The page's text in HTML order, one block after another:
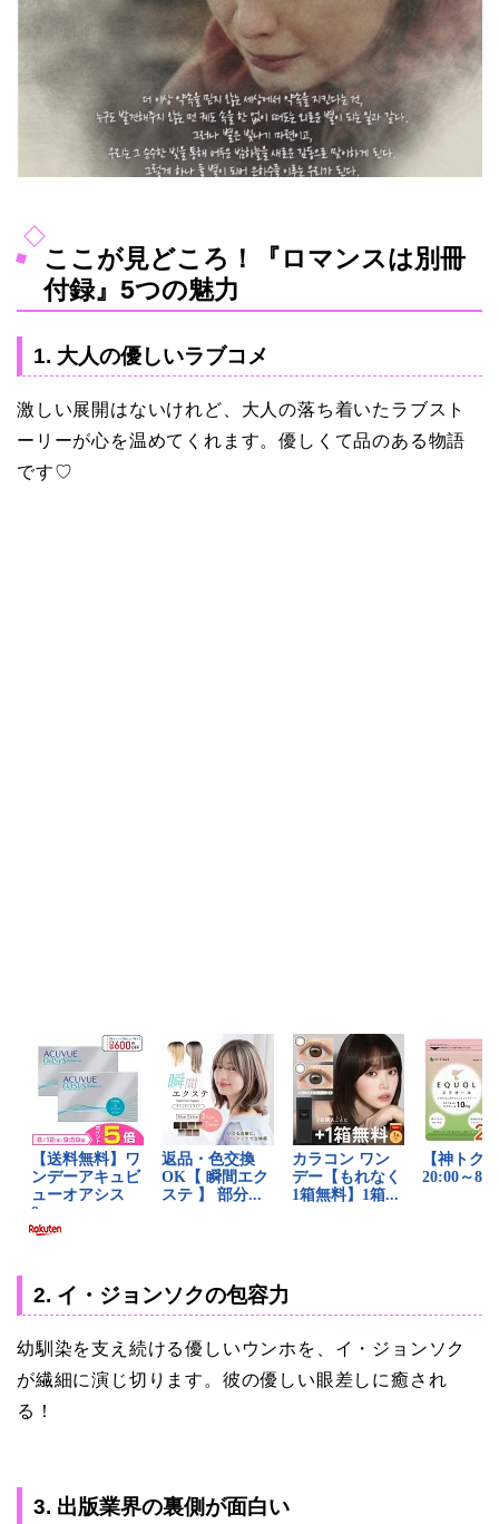
ここが見どころ！『ロマンスは別冊
付録』5つの魅力
1. 大人の優しいラブコメ
激しい展開はないけれど、大人の落ち着いたラブスト
ーリーが心を温めてくれます。優しくて品のある物語
です♡
2. イ・ジョンソクの包容力
幼馴染を支え続ける優しいウンホを、イ・ジョンソク
が繊細に演じ切ります。彼の優しい眼差しに癒され
る！
3. 出版業界の裏側が面白い